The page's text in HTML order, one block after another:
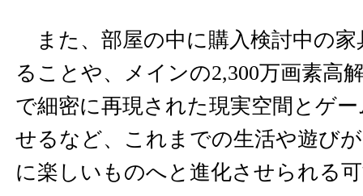
また、部屋の中に購入検討中の家
ることや、メインの2,300万画素高
で細密に再現された現実空間とゲ
せるなど、これまでの生活や遊び
に楽しいものへと進化させられる